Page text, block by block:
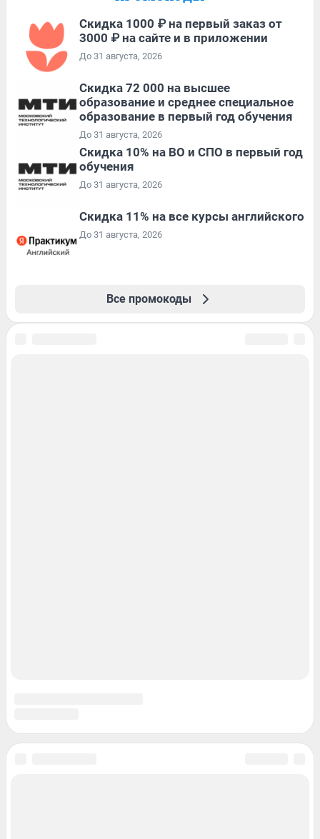
Скидка 1000 ₽ на первый заказ от
3000 ₽ на сайте и в приложении
До 31 августа, 2026
Скидка 72 000 на высшее
образование и среднее специальное
образование в первый год обучения
До 31 августа, 2026
Скидка 10% на ВО и СПО в первый год
обучения
До 31 августа, 2026
Скидка 11% на все курсы английского
До 31 августа, 2026
Все промокоды